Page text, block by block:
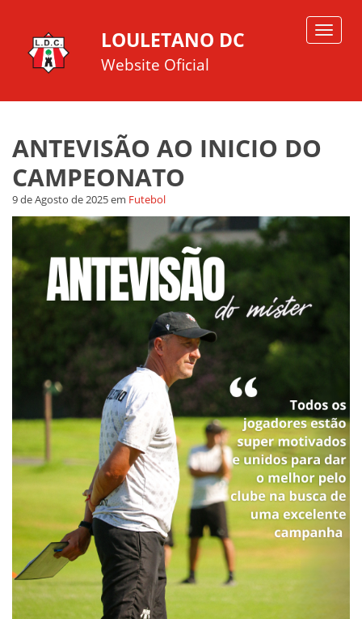
Toggle
LOULETANO DC
Website Oficial
ANTEVISÃO AO INICIO DO
CAMPEONATO
9 de Agosto de 2025em Futebol